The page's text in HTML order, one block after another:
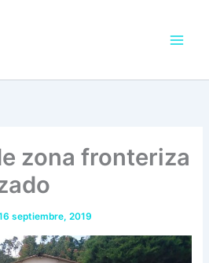
zona fronteriza
septiembre, 2019